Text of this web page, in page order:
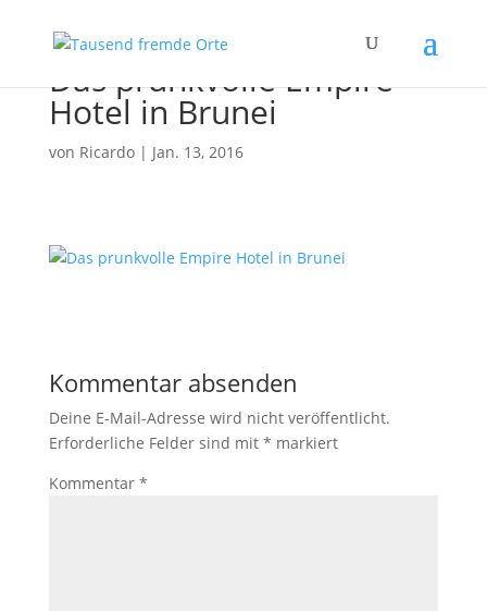
Das prunkvolle Empire
Hotel in Brunei
von Ricardo| Jan. 13, 2016
Kommentar absenden
Deine E-Mail-Adresse wird nicht veröffentlicht.
Erforderliche Felder sind mit * markiert
Kommentar *